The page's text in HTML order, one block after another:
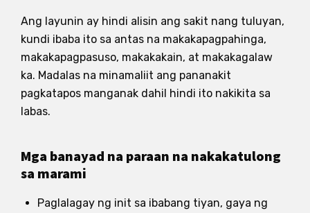
Ang layunin ay hindi alisin ang sakit nang tuluyan,
kundi ibaba ito sa antas na makakapagpahinga,
makakapagpasuso, makakakain, at makakagalaw
ka. Madalas na minamaliit ang pananakit
pagkatapos manganak dahil hindi ito nakikita sa
labas.
Mga banayad na paraan na nakakatulong
sa marami
Paglalagay ng init sa ibabang tiyan, gaya ng